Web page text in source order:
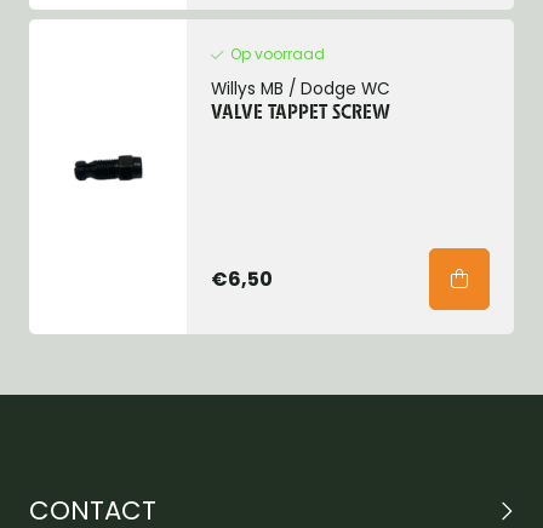
Op voorraad
Willys MB / Dodge WC
VALVE TAPPET SCREW
€6,50
CONTACT